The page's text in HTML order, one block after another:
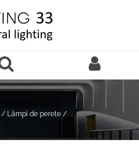
/ Lămpi de perete /